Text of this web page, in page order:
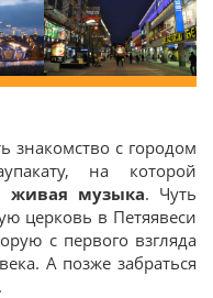
знакомство с городом
на которой
живая музыка. Чуть
церковь в Петяявеси
с первого взгляда
А позже забраться